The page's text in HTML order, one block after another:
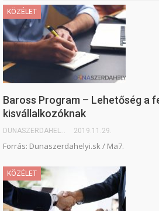
KÖZÉLET
Baross Program – Lehetőség a
kisvállalkozóknak
DUNASZERDAHELYI.SK 2019.11.29.
Forrás: Dunaszerdahelyi.sk / Ma7.
KÖZÉLET